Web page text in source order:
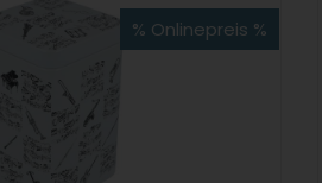
% Onlinepreis %